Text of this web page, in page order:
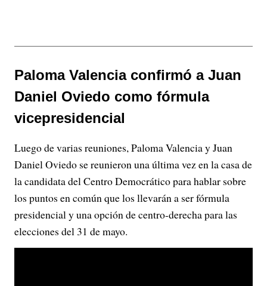
Paloma Valencia confirmó a Juan
Daniel Oviedo como fórmula
vicepresidencial
Luego de varias reuniones, Paloma Valencia y Juan
Daniel Oviedo se reunieron una última vez en la casa de
la candidata del Centro Democrático para hablar sobre
los puntos en común que los llevarán a ser fórmula
presidencial y una opción de centro-derecha para las
elecciones del 31 de mayo.